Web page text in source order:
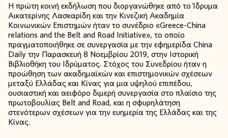
Η πρώτη κοινή εκδήλωση που διοργανώθηκε από το Ίδρυμα
Αικατερίνης Λασκαρίδη και την Κινεζική Ακαδημία
Κοινωνικών Επιστημών ήταν το συνέδριο «Greece-China
relations and the Belt and Road Initiative», το οποίο
πραγματοποιήθηκε σε συνεργασία με την εφημερίδα China
Daily την Παρασκευή 8 Νοεμβρίου 2019, στην Ιστορική
Βιβλιοθήκη του Ιδρύματος. Στόχος του Συνεδρίου ήταν η
προώθηση των ακαδημαϊκών και επιστημονικών σχέσεων
μεταξύ Ελλάδας και Κίνας για μια υψηλού επιπέδου,
ουσιαστική και αειφόρο διμερή συνεργασία στο πλαίσιο της
πρωτοβουλίας Belt and Road, και η σφυρηλάτηση
στενότερων σχέσεων για την ευημερία της Ελλάδας και της
Κίνας.